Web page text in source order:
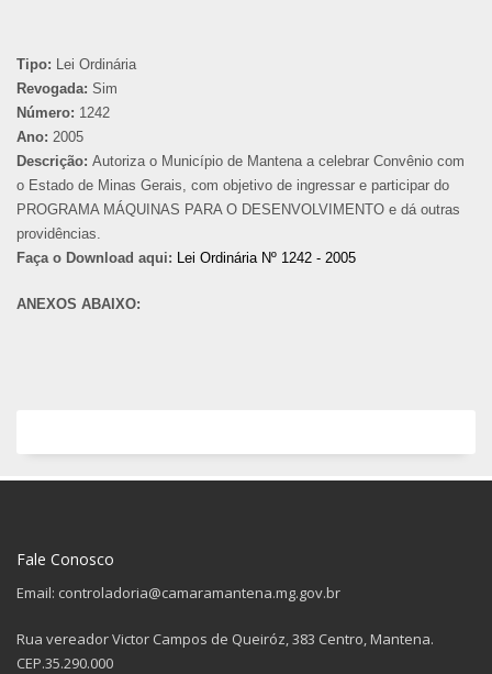
Tipo: Lei Ordinária
Revogada: Sim
Número: 1242
Ano: 2005
Descrição: Autoriza o Município de Mantena a celebrar Convênio com
o Estado de Minas Gerais, com objetivo de ingressar e participar do
PROGRAMA MÁQUINAS PARA O DESENVOLVIMENTO e dá outras
providências.
Faça o Download aqui: Lei Ordinária Nº 1242 - 2005
ANEXOS ABAIXO:
Fale Conosco
Email: controladoria@camaramantena.mg.gov.br
Rua vereador Victor Campos de Queiróz, 383 Centro, Mantena.
CEP.35.290.000